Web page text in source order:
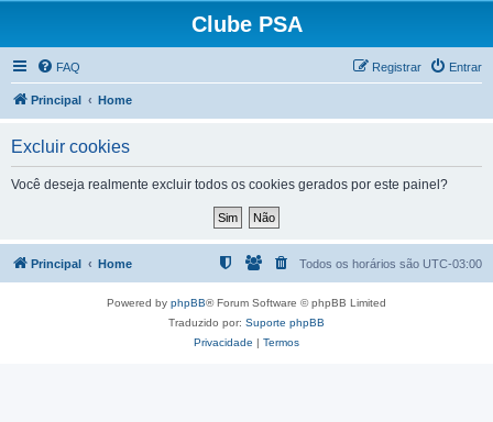
Clube PSA
FAQ Entrar
Registrar
Principal Home
Excluir cookies
Você deseja realmente excluir todos os cookies gerados por este painel?
Principal Home Todos os horários são UTC-03:00
Powered by phpBB® Forum Software © phpBB Limited
Traduzido por: Suporte phpBB
Privacidade | Termos